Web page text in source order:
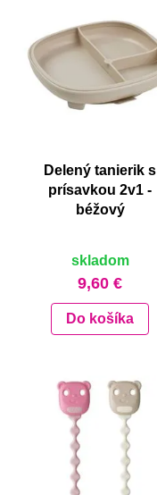
Delený tanierik s
prísavkou 2v1 -
béžový
skladom
9,60 €
Do košíka